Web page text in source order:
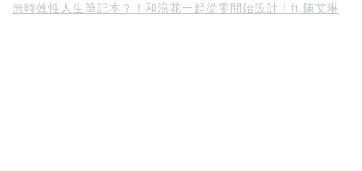
無時效性人生筆記本？！和浪花一起從零開始設計！ft.陳艾琳